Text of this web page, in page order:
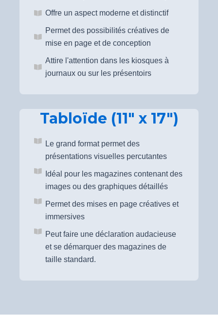
Offre un aspect moderne et distinctif
Permet des possibilités créatives de
mise en page et de conception
Attire l'attention dans les kiosques à
journaux ou sur les présentoirs
Tabloïde (11" x 17")
Le grand format permet des
présentations visuelles percutantes
Idéal pour les magazines contenant des
images ou des graphiques détaillés
Permet des mises en page créatives et
immersives
Peut faire une déclaration audacieuse
et se démarquer des magazines de
taille standard.